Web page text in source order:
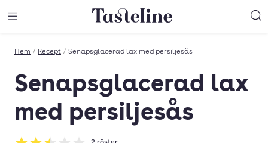
Till Tastelines startsida
Hem / Recept / Senapsglacerad lax med persiljesås
Senapsglacerad lax
med persiljesås